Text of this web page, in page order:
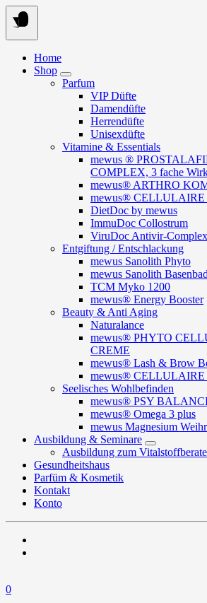
Springe
zum
Inhalt
Home
Shop
Parfum
VIP Düfte
Damendüfte
Herrendüfte
Unisexdüfte
Vitamine & Essentials
mewus ®
COMPLEX, 3 fache
mewus® ARTHRO
mewus®
DietDoc by mewus
ImmuDoc Collostrum
ViruDoc Antivir-Complex
Entgiftung / Entschlackung
mewus Sanolith Phyto
mewus Sanolith Basenbad
TCM Myko 1200
mewus® Energy Booster
Beauty & Anti Aging
Naturalance
mewus® PHYTO
CREME
mewus® Lash & Brow
mewus®
Seelisches Wohlbefinden
mewus® PSY
mewus® Omega 3 plus
mewus Magnesium
Ausbildung & Seminare
Ausbildung zum
Gesundheitshaus
Parfüm & Kosmetik
Kontakt
Konto
0